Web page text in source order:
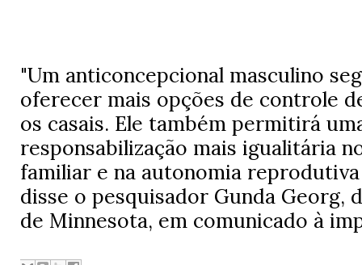
"Um anticoncepcional masculino
oferecer mais opções de controle
os casais. Ele também permitirá
responsabilização mais igualitária
familiar e na autonomia reprodutiva
disse o pesquisador Gunda Georg,
de Minnesota, em comunicado à